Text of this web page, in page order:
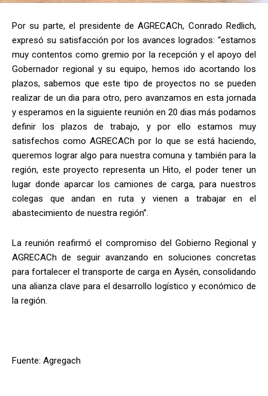
Por su parte, el presidente de AGRECACh, Conrado Redlich,
expresó su satisfacción por los avances logrados: “estamos
muy contentos como gremio por la recepción y el apoyo del
Gobernador regional y su equipo, hemos ido acortando los
plazos, sabemos que este tipo de proyectos no se pueden
realizar de un dia para otro, pero avanzamos en esta jornada
y esperamos en la siguiente reunión en 20 dias más podamos
definir los plazos de trabajo, y por ello estamos muy
satisfechos como AGRECACh por lo que se está haciendo,
queremos lograr algo para nuestra comuna y también para la
región, este proyecto representa un Hito, el poder tener un
lugar donde aparcar los camiones de carga, para nuestros
colegas que andan en ruta y vienen a trabajar en el
abastecimiento de nuestra región”.
La reunión reafirmó el compromiso del Gobierno Regional y
AGRECACh de seguir avanzando en soluciones concretas
para fortalecer el transporte de carga en Aysén, consolidando
una alianza clave para el desarrollo logístico y económico de
la región.
Fuente: Agregach